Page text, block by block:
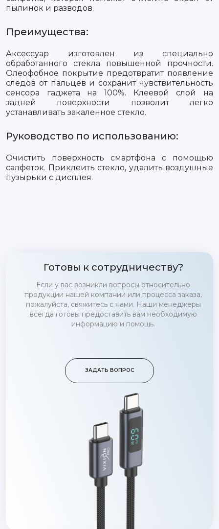
пылинок и разводов.
Преимущества:
Аксессуар изготовлен из специально
обработанного стекла повышенной прочности.
Олеофобное покрытие предотвратит появление
следов от пальцев и сохранит чувствительность
сенсора гаджета на 100%. Клеевой слой на
задней поверхности позволит легко
устанавливать закаленное стекло.
Руководство по использованию:
Очистить поверхность смартфона с помощью
салфеток. Приклеить стекло, удалить воздушные
пузырьки с дисплея.
Готовы к сотрудничеству?
Если у вас возникли вопросы относительно
продукции нашей компании или процесса заказа,
пожалуйста, свяжитесь с нами. Наши менеджеры
всегда готовы предоставить вам необходимую
информацию и помощь.
ЗАДАТЬ ВОПРОС